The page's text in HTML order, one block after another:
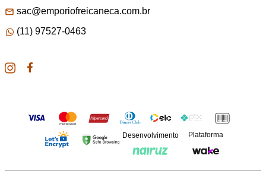
sac@emporiofreicaneca.com.br
(11) 97527-0463
Desenvolvimento Plataforma